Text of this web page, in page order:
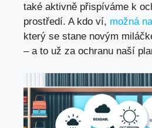
také aktivně přispíváme k
prostředí. A kdo ví, možná
který se stane novým
– a to už za ochranu naší